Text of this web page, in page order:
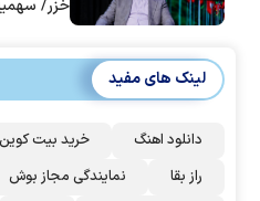
خزر/
لینک های مفید
دانلود اهنگ خرید بیت کوین
راز بقا
نمایندگی مجاز بوش